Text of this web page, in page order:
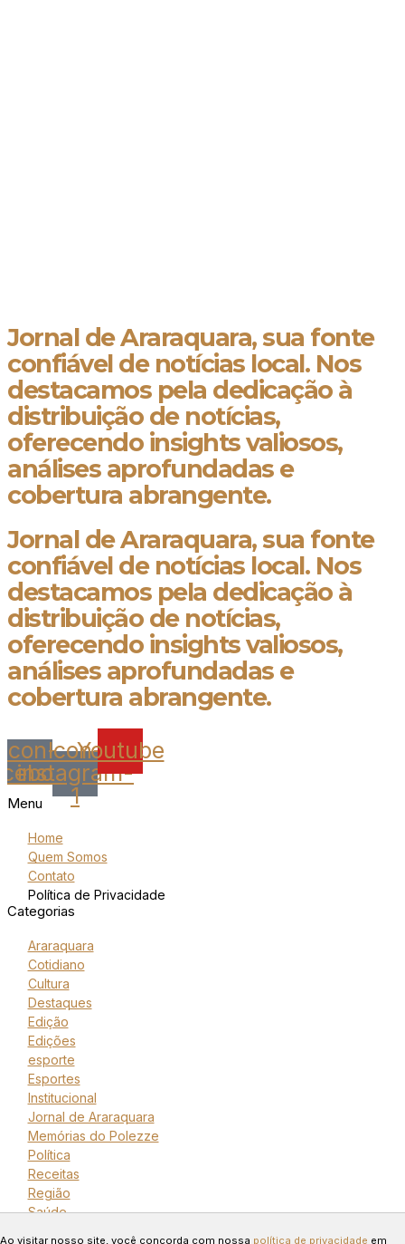
Jornal de Araraquara, sua fonte
confiável de notícias local. Nos
destacamos pela dedicação à
distribuição de notícias,
oferecendo insights valiosos,
análises aprofundadas e
cobertura abrangente.
Jornal de Araraquara, sua fonte
confiável de notícias local. Nos
destacamos pela dedicação à
distribuição de notícias,
oferecendo insights valiosos,
análises aprofundadas e
cobertura abrangente.
Icon-Icon-
instagram-
1
Youtube
Menu
Home
Quem Somos
Contato
Política de Privacidade
Categorias
Araraquara
Cotidiano
Cultura
Destaques
Edição
Edições
esporte
Esportes
Institucional
Jornal de Araraquara
Memórias do Polezze
Política
Receitas
Região
Saúde
Copyright © 2024 Todos os
Ao visitar nosso site, você concorda com nossa política de privacidade em